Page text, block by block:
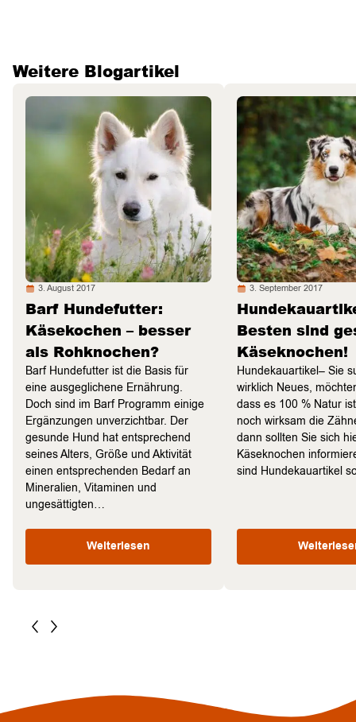
Weitere Blogartikel
3. August 2017
Barf Hundefutter:
Käsekochen – besser
als Rohknochen?
Barf Hundefutter ist die Basis für
eine ausgeglichene Ernährung.
Doch sind im Barf Programm einige
Ergänzungen unverzichtbar. Der
gesunde Hund hat entsprechend
seines Alters, Größe und Aktivität
einen entsprechenden Bedarf an
Mineralien, Vitaminen und
ungesättigten…
Weiterlesen
3. September 2017
Besten sind
Käseknochen!
Hundekauartikel– Sie
wirklich Neues,
dass es 100 % Natur
noch wirksam die
dann sollten Sie sich
Käseknochen
sind Hundekauartikel